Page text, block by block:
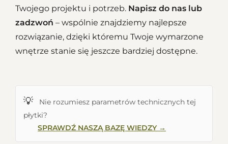
Twojego projektu i potrzeb. Napisz do nas lub
zadzwoń – wspólnie znajdziemy najlepsze
rozwiązanie, dzięki któremu Twoje wymarzone
wnętrze stanie się jeszcze bardziej dostępne.
💡
Nie rozumiesz parametrów technicznych tej
płytki?
SPRAWDŹ NASZĄ BAZĘ WIEDZY →